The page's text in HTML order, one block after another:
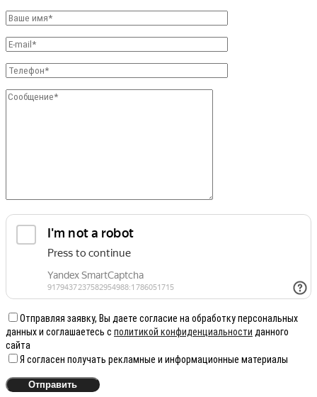
Отправляя заявку, Вы даете согласие на обработку персональных
данных и соглашаетесь с политикой конфиденциальности данного
сайта
Я согласен получать рекламные и информационные материалы